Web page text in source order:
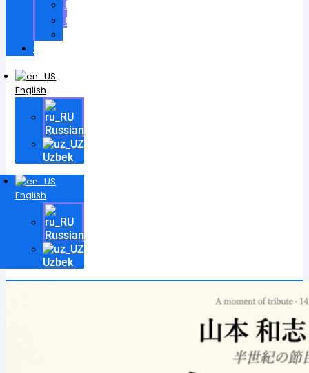
Certificates
Contracts
Contact
English
Russian
Uzbek
English
Russian
Uzbek